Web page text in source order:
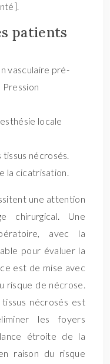
patients
vasculaire pré-
locale
nécrosés.
la cicatrisation.
une attention
chirurgical. Une
avec la
pour évaluer la
est de mise avec
risque de nécrose.
nécrosés est
les foyers
étroite de la
raison du risque